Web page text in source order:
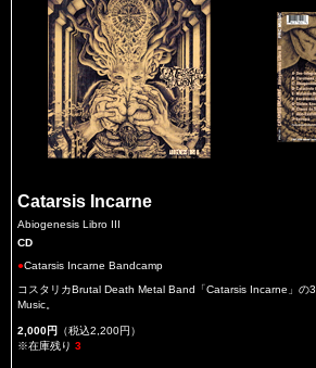
Catarsis Incarne
Abiogenesis Libro III
CD
●Catarsis Incarne Bandcamp
コスタリカBrutal Death Metal Band「Catarsis Incarne」の
Music。
2,000円 （税込2,200円）
※在庫残り 3